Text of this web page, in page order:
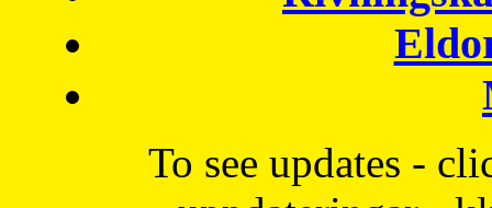
To see updates -